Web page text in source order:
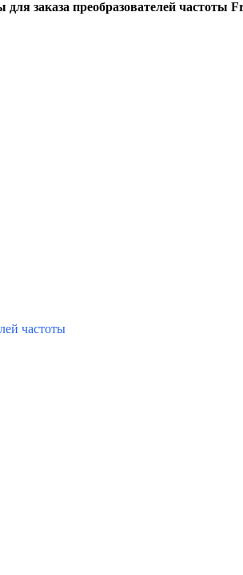
заказа преобразователей частоты
частоты